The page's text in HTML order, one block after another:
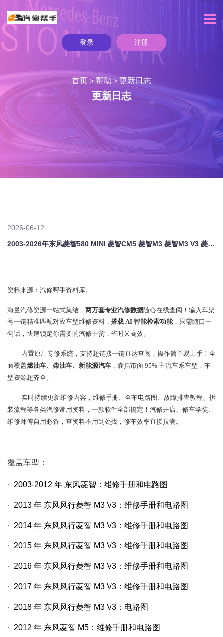
登录 注册
首页 > 帮助>更新日志
更新日志
2026-06-12
2003-2026年东风菱智580 MINI 菱智CM5 菱智M3 菱智M3 V3 菱智M5 菱智M5EV 菱智PLUS 风光 E3原厂维修手册电路图资料、维修资料、汽修资料库、正时资料、螺丝扭力、拆装步骤、故障码、针脚定义、保险盒图解、发动机大修资料、变速箱维修资料、底盘维修图纸、车身线路图、传感器线路图、数据流资料、线束走向图、继电器位置图、空调维修图纸、车身控制模块资料、发动机正时图解、大修
资料来源：汽修帮手资料库。
海量汽修资源一站式集结， 两万套专业汽修数据随心在线查阅！输入车架
号一键精准匹配对应车型维修资料， 搭载 AI 智能检索功能 ，只需随口一
句话，快速锁定你需要的汽修干货，省时又高效。
内置原厂专修系统，支持超链接一键直达查阅，操作简单易上手！全
面覆盖燃油车、柴油车、新能源汽车 ，囊括市面 95% 主流车系车型，车
型资源超齐全。
实时持续更新维修内容，维修手册、全车电路图、故障排查教程、拆
装流程等各类汽修常用资料，一款软件全部搞定！汽修开店、修车学徒、
维修师傅自用必备，查资料不用到处找，修车效率直接拉满。
覆盖车型：
· 2003-2012 年 东风菱智：维修手册和电路图
· 2013 年 东风风行菱智 M3 V3 ：维修手册和电路图
· 2014 年 东风风行菱智 M3 V3 ：维修手册和电路图
· 2015 年 东风风行菱智 M3 V3 ：维修手册和电路图
· 2016 年 东风风行菱智 M3 V3 ：维修手册和电路图
· 2017 年 东风风行菱智 M3 V3 ：维修手册和电路图
· 2018 年 东风风行菱智 M3 V3 ：电路图
· 2012 年 东风菱智 M5 ：维修手册和电路图